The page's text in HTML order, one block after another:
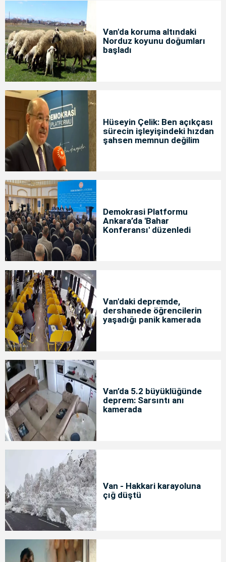
Van'da koruma altındaki
Norduz koyunu doğumları
başladı
Hüseyin Çelik: Ben açıkçası
sürecin işleyişindeki hızdan
şahsen memnun değilim
Demokrasi Platformu
Ankara’da 'Bahar
Konferansı' düzenledi
Van'daki depremde,
dershanede öğrencilerin
yaşadığı panik kamerada
Van’da 5.2 büyüklüğünde
deprem: Sarsıntı anı
kamerada
Van - Hakkari karayoluna
çığ düştü